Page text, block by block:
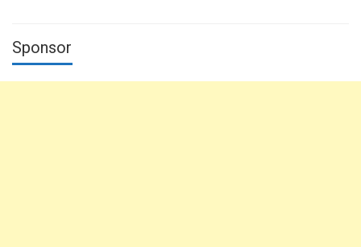
Sponsor